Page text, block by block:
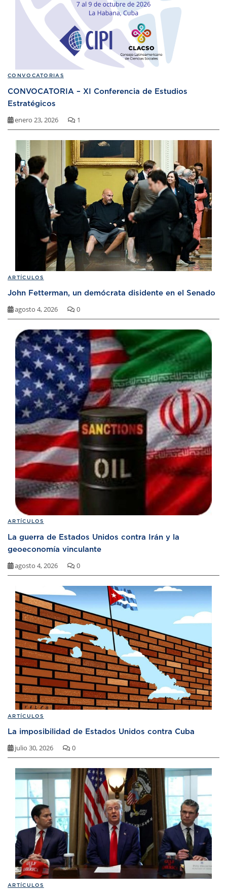
CONVOCATORIAS
CONVOCATORIA – XI Conferencia de Estudios
Estratégicos
enero 23, 2026 1
ARTÍCULOS
John Fetterman, un demócrata disidente en el Senado
agosto 4, 2026 0
ARTÍCULOS
La guerra de Estados Unidos contra Irán y la
geoeconomía vinculante
agosto 4, 2026 0
ARTÍCULOS
La imposibilidad de Estados Unidos contra Cuba
julio 30, 2026 0
ARTÍCULOS